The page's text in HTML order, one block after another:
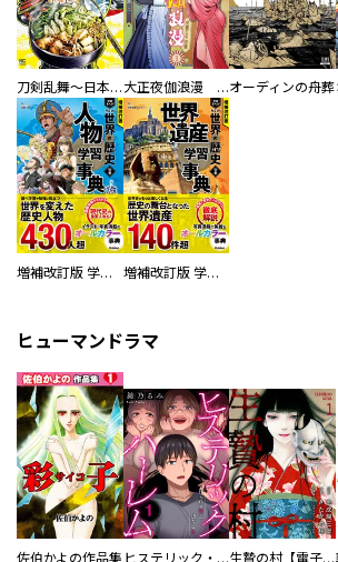
刀剣乱舞～日本号つれづれ酒～ 大正夜伽浪漫 －金曜日の花嫁—オーディンの舟葬
増補改訂版 学研まんが NEW世界の歴史 別巻 人物学習事典 増補改訂版 学研まんが NEW世界の歴史 別巻 世界遺産学習事典
ヒューマンドラマ
佐伯かよの作品集 ヒステリック・ハーレム～搾られる男と堕ちる女～【電子単行本版】 生贄の村【電子単行本版】